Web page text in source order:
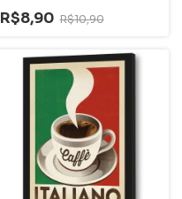
R$8,90 R$10,90